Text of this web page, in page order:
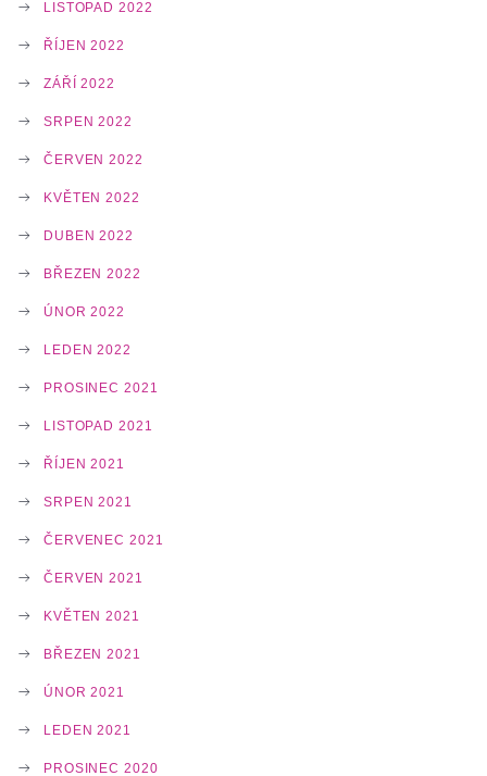
LISTOPAD 2022
ŘÍJEN 2022
ZÁŘÍ 2022
SRPEN 2022
ČERVEN 2022
KVĚTEN 2022
DUBEN 2022
BŘEZEN 2022
ÚNOR 2022
LEDEN 2022
PROSINEC 2021
LISTOPAD 2021
ŘÍJEN 2021
SRPEN 2021
ČERVENEC 2021
ČERVEN 2021
KVĚTEN 2021
BŘEZEN 2021
ÚNOR 2021
LEDEN 2021
PROSINEC 2020